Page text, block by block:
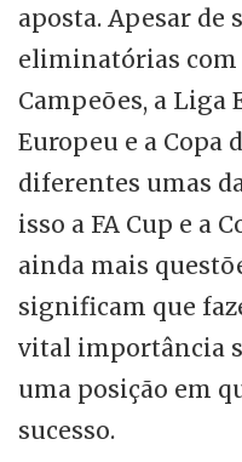
aposta. Apesar de
eliminatórias
Campeões, a Liga
Europeu e a Copa
diferentes umas
isso a FA Cup e a
ainda mais
significam que
vital importância
uma posição em
sucesso.